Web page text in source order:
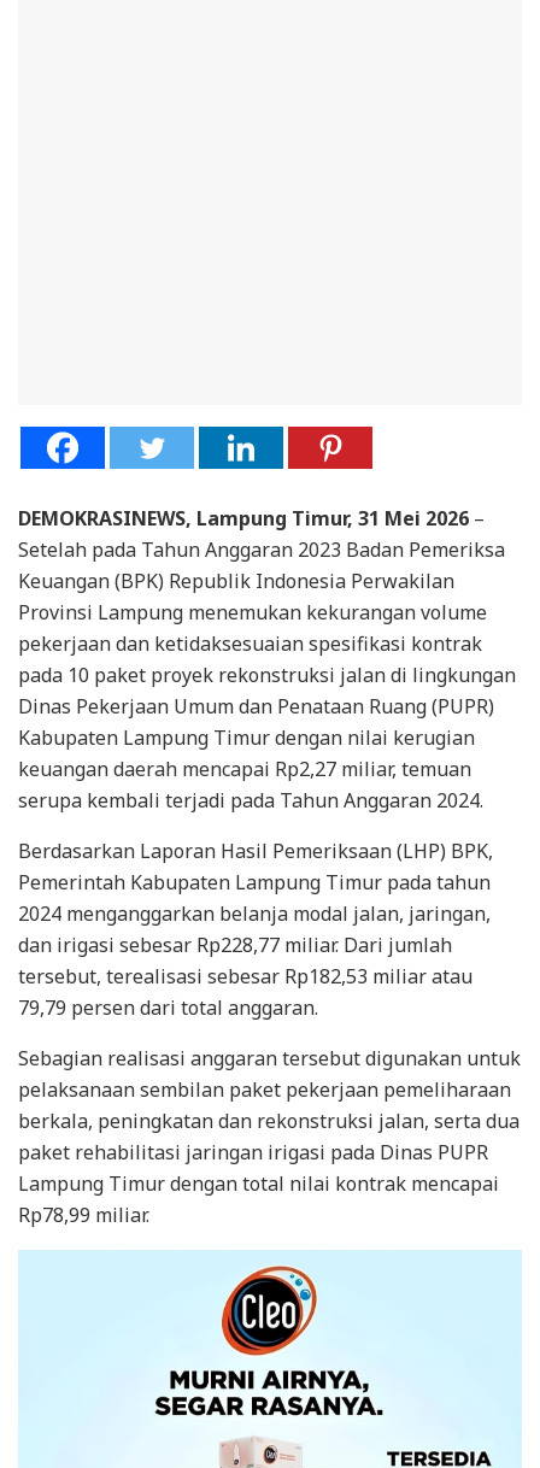
DEMOKRASINEWS, Lampung Timur, 31 Mei 2026 –
Setelah pada Tahun Anggaran 2023 Badan Pemeriksa
Keuangan (BPK) Republik Indonesia Perwakilan
Provinsi Lampung menemukan kekurangan volume
pekerjaan dan ketidaksesuaian spesifikasi kontrak
pada 10 paket proyek rekonstruksi jalan di lingkungan
Dinas Pekerjaan Umum dan Penataan Ruang (PUPR)
Kabupaten Lampung Timur dengan nilai kerugian
keuangan daerah mencapai Rp2,27 miliar, temuan
serupa kembali terjadi pada Tahun Anggaran 2024.
Berdasarkan Laporan Hasil Pemeriksaan (LHP) BPK,
Pemerintah Kabupaten Lampung Timur pada tahun
2024 menganggarkan belanja modal jalan, jaringan,
dan irigasi sebesar Rp228,77 miliar. Dari jumlah
tersebut, terealisasi sebesar Rp182,53 miliar atau
79,79 persen dari total anggaran.
Sebagian realisasi anggaran tersebut digunakan untuk
pelaksanaan sembilan paket pekerjaan pemeliharaan
berkala, peningkatan dan rekonstruksi jalan, serta dua
paket rehabilitasi jaringan irigasi pada Dinas PUPR
Lampung Timur dengan total nilai kontrak mencapai
Rp78,99 miliar.